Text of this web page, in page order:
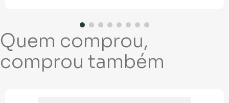
Quem comprou,
comprou também